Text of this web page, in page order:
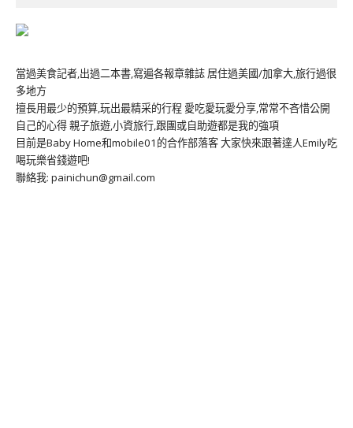
當過美食記者,出過二本書,寫遍各報章雜誌 居住過美國/加拿大,旅行過很
多地方
擅長用最少的預算,玩出最精采的行程 愛吃愛玩愛分享,常常不吝惜公開
自己的心得 親子旅遊,小資旅行,跟團或自助遊都是我的強項
目前是Baby Home和mobile01的合作部落客 大家快來跟著達人Emily吃
喝玩樂省錢遊吧!
聯絡我: painichun@gmail.com